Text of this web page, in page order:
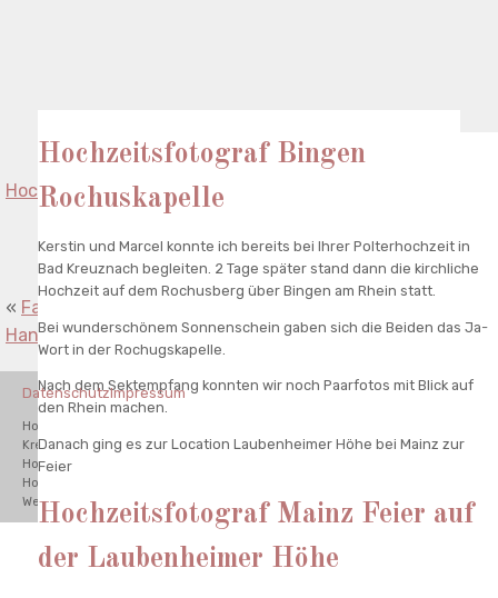
Hochzeitsfotograf Bingen
Rochuskapelle
Kerstin und Marcel konnte ich bereits bei Ihrer Polterhochzeit in
Bad Kreuznach begleiten. 2 Tage später stand dann die kirchliche
Hochzeit auf dem Rochusberg über Bingen am Rhein statt.
Bei wunderschönem Sonnenschein gaben sich die Beiden das Ja-
Wort in der Rochugskapelle.
Nach dem Sektempfang konnten wir noch Paarfotos mit Blick auf
den Rhein machen.
Danach ging es zur Location Laubenheimer Höhe bei Mainz zur
Feier
Hochzeitsfotograf Mainz Feier auf
der Laubenheimer Höhe
Hochzeitsfotografie Bruchsal Spargelhof Böser
« Familienfotograf Karlsruhe Familien mit Kindern mit
Handicap
DatenschutzImpressum
Hochzeitsfotograf Waghäusel, Hochzeitsfotograf Bad
Kreuznach,Hochzeitsfotograf Karlsruhe,Hochzeitsfotograf Schwetzingen,
Hochzeitsfotograf Odenwald, Hochzeitsfotograf Mannheim,
Hochzeitsfotograf Hamburg, Hochzeitsfotograf München. Destination
Wedding Photographer.